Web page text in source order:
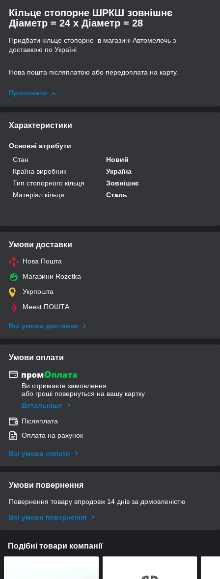
Кільце стопорне ШРКШ зовнішнє
Діаметр = 24 x Діаметр = 28
Придбати кільце стопорне в магазині Автомелочь з
доставкою по Україні
Нова пошта післяплатою або передоплата на карту.
Приховати
Характеристики
Основні атрибути
Стан
Новий
Країна виробник
Україна
Тип стопорного кільця
Зовнішнє
Матеріал кільця
Сталь
Умови доставки
Нова Пошта
Магазини Rozetka
Укрпошта
Meest ПОШТА
Всі умови доставки
Умови оплати
Ви отримаєте замовлення
або гроші повернуться на вашу картку
Детальніше
Післяплата
Оплата на рахунок
Всі умови оплати
Умови повернення
Повернення товару впродовж 14 днів за домовленістю
Всі умови повернення
Подібні товари компанії